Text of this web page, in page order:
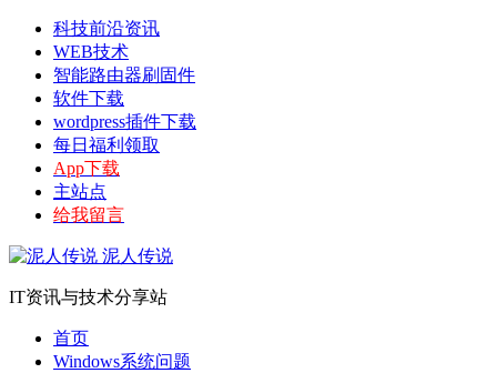
科技前沿资讯
WEB技术
智能路由器刷固件
软件下载
wordpress插件下载
每日福利领取
App下载
主站点
给我留言
泥人传说
IT资讯与技术分享站
首页
Windows系统问题